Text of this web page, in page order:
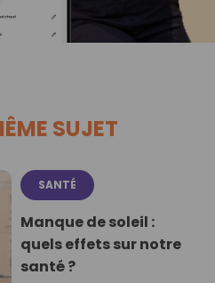
SUJET
SANTÉ
Manque de soleil :
quels effets sur notre
santé ?